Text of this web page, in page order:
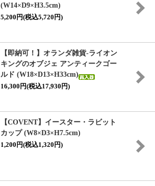
(W14×D9×H3.5cm)
5,200円(税込5,720円)
【即納可！】オランダ雑貨-ライオン
キングのオブジェ アンティークゴー
ルド (W18×D13×H33cm)
16,300円(税込17,930円)
【COVENT】イースター・ラビット
カップ (W8×D3×H7.5cm)
1,200円(税込1,320円)